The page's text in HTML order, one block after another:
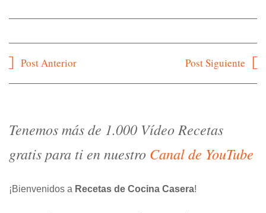
Navegación
Post Anterior Post Siguiente
Tenemos más de 1.000 Vídeo Recetas
gratis para ti en nuestro Canal de YouTube
¡Bienvenidos a Recetas de Cocina Casera!